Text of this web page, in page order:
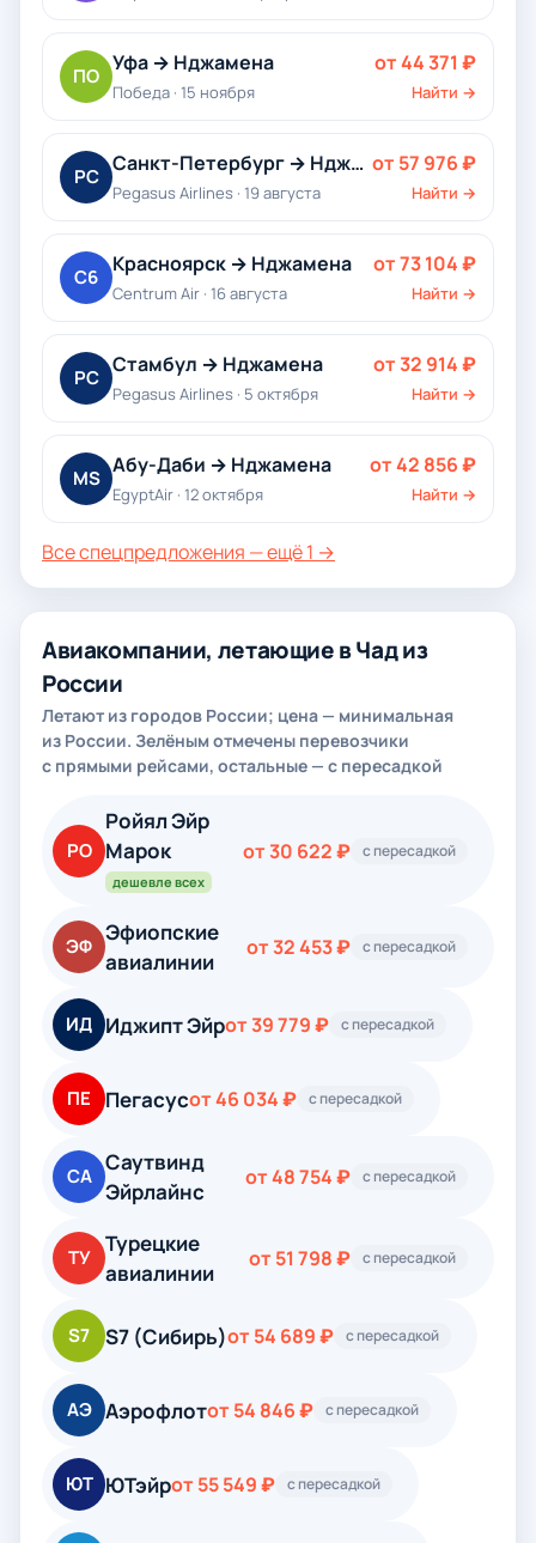
ПО
Уфа → Нджамена
Победа · 15 ноября
от 44 371 ₽
Найти →
PC
Санкт-Петербург → Нджамена
Pegasus Airlines · 19 августа
от 57 976 ₽
Найти →
C6
Красноярск → Нджамена
Centrum Air · 16 августа
от 73 104 ₽
Найти →
PC
Стамбул → Нджамена
Pegasus Airlines · 5 октября
от 32 914 ₽
Найти →
MS
Абу-Даби → Нджамена
EgyptAir · 12 октября
от 42 856 ₽
Найти →
Все спецпредложения — ещё 1 →
Авиакомпании, летающие в Чад из
России
Летают из городов России; цена — минимальная
из России. Зелёным отмечены перевозчики
с прямыми рейсами, остальные — с пересадкой
РО
Ройял Эйр
Марок
дешевле всех
от 30 622 ₽ с пересадкой
ЭФ
Эфиопские
авиалинии
от 32 453 ₽ с пересадкой
ИД Иджипт Эйрот 39 779 ₽ с пересадкой
ПЕ Пегасусот 46 034 ₽ с пересадкой
СА
Саутвинд
Эйрлайнс
от 48 754 ₽ с пересадкой
ТУ
Турецкие
авиалинии
от 51 798 ₽ с пересадкой
S7 S7 (Сибирь)от 54 689 ₽ с пересадкой
АЭ Аэрофлотот 54 846 ₽ с пересадкой
ЮТ ЮТэйрот 55 549 ₽ с пересадкой